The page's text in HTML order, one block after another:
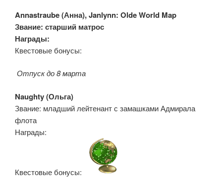
Annastraube (Анна), Janlynn: Olde World Map
Звание: старший матрос
Награды:
Квестовые бонусы:
Отпускдо 8 марта
Naughty (Ольга)
Звание: младший лейтенант с замашками Адмирала
флота
Награды:
Квестовые бонусы: